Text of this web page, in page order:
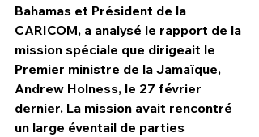
Bahamas et Président de la
CARICOM, a analysé le rapport de la
mission spéciale que dirigeait le
Premier ministre de la Jamaïque,
Andrew Holness, le 27 février
dernier. La mission avait rencontré
un large éventail de parties